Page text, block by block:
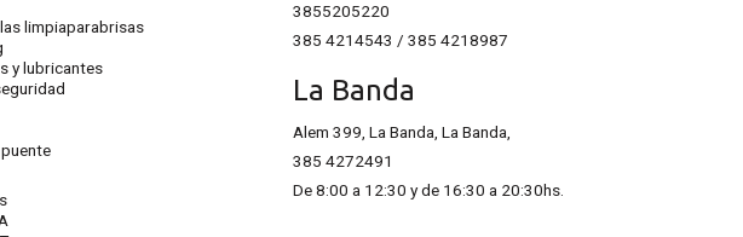
limpiaparabrisas
y lubricantes
3855205220
385 4214543 / 385 4218987
La Banda
Alem 399, La Banda, La Banda,
385 4272491
De 8:00 a 12:30 y de 16:30 a 20:30hs.